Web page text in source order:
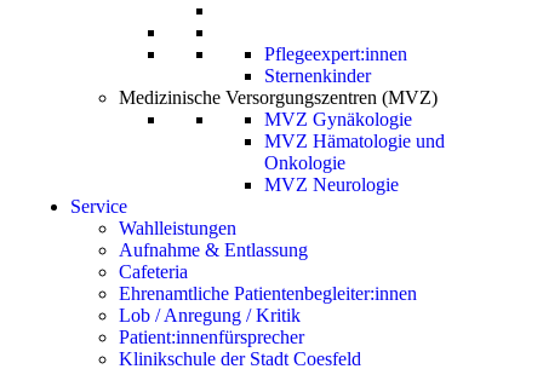
Pflegeexpert:innen
Sternenkinder
Medizinische Versorgungszentren (MVZ)
MVZ Gynäkologie
MVZ Hämatologie und
Onkologie
MVZ Neurologie
Service
Wahlleistungen
Aufnahme & Entlassung
Cafeteria
Ehrenamtliche Patientenbegleiter:innen
Lob / Anregung / Kritik
Patient:innenfürsprecher
Klinikschule der Stadt Coesfeld